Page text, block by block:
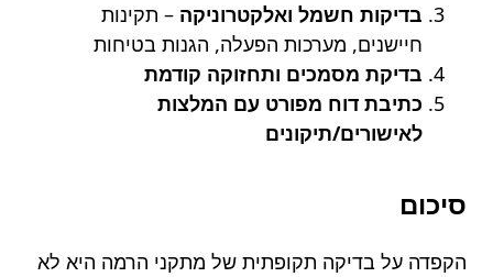
בדיקות חשמל ואלקטרוניקה – תקינות
חיישנים, מערכות הפעלה, הגנות בטיחות
בדיקת מסמכים ותחזוקה קודמת
כתיבת דוח מפורט עם המלצות
לאישורים/תיקונים
סיכום
הקפדה על בדיקה תקופתית של מתקני הרמה היא לא